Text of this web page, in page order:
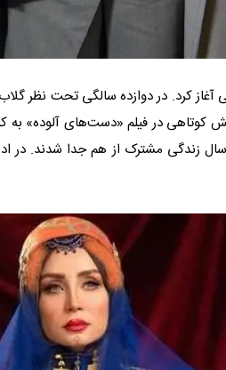
آغاز کرد. در دوازده سالگی تحت نظر
سال زندگی مشترک از هم جدا شدند.